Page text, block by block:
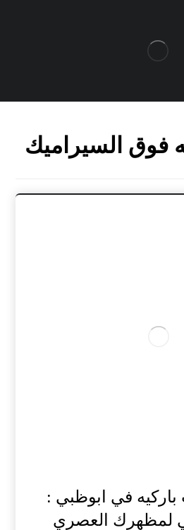
فوق السيراميك
في ابوظبي :
لمظهرك العصري